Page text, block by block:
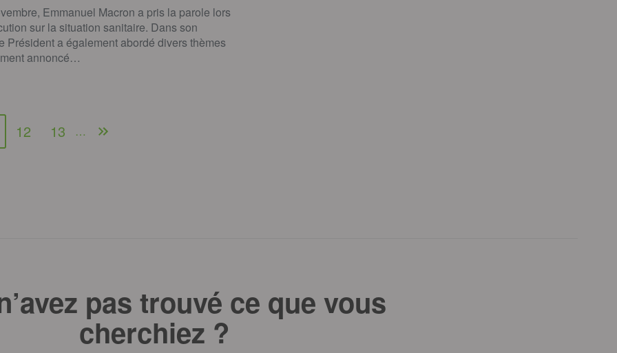
Emmanuel Macron a pris la parole lors
sur la situation sanitaire. Dans son
Président a également abordé divers thèmes
annoncé…
12 13 …
pas trouvé ce que vous
cherchiez ?